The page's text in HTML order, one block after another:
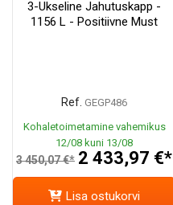
3-Ukseline Jahutuskapp -
1156 L - Positiivne Must
Ref. GEGP486
Kohaletoimetamine vahemikus
12/08 kuni 13/08
3 450,07 €* 2 433,97 €*
Lisa ostukorvi